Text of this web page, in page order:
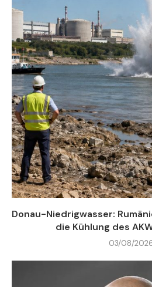
Donau-Niedrigwasser:
die Kühlung des
03/08/